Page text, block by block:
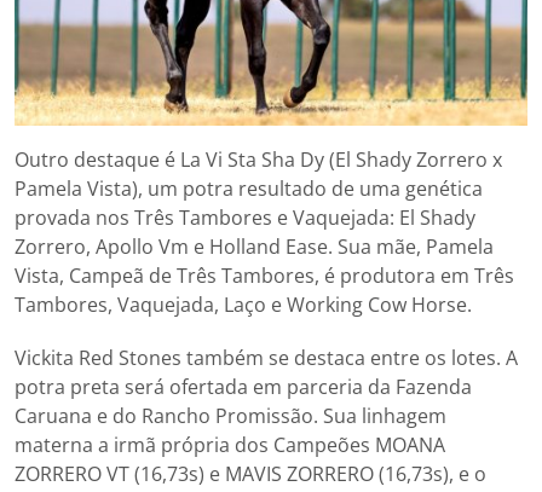
Outro destaque é La Vi Sta Sha Dy (El Shady Zorrero x
Pamela Vista), um potra resultado de uma genética
provada nos Três Tambores e Vaquejada: El Shady
Zorrero, Apollo Vm e Holland Ease. Sua mãe, Pamela
Vista, Campeã de Três Tambores, é produtora em Três
Tambores, Vaquejada, Laço e Working Cow Horse.
Vickita Red Stones também se destaca entre os lotes. A
potra preta será ofertada em parceria da Fazenda
Caruana e do Rancho Promissão. Sua linhagem
materna a irmã própria dos Campeões MOANA
ZORRERO VT (16,73s) e MAVIS ZORRERO (16,73s), e o